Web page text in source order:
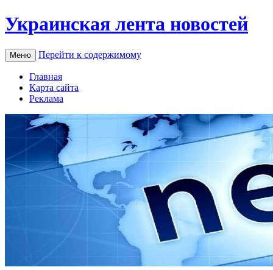
Украинская лента новостей
Меню Перейти к содержимому
Главная
Карта сайта
Реклама